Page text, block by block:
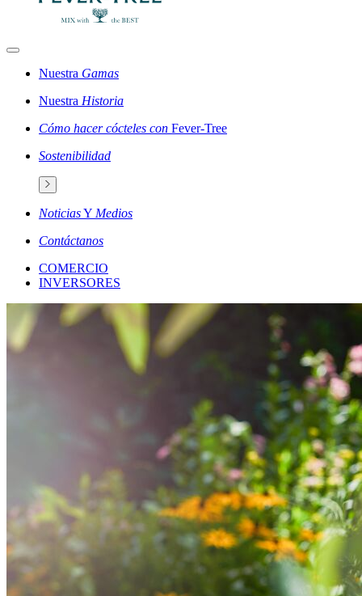
Nuestra Gamas
Nuestra Historia
Cómo hacer cócteles con Fever-Tree
Sostenibilidad
NoticiasY Medios
Contáctanos
COMERCIO
INVERSORES